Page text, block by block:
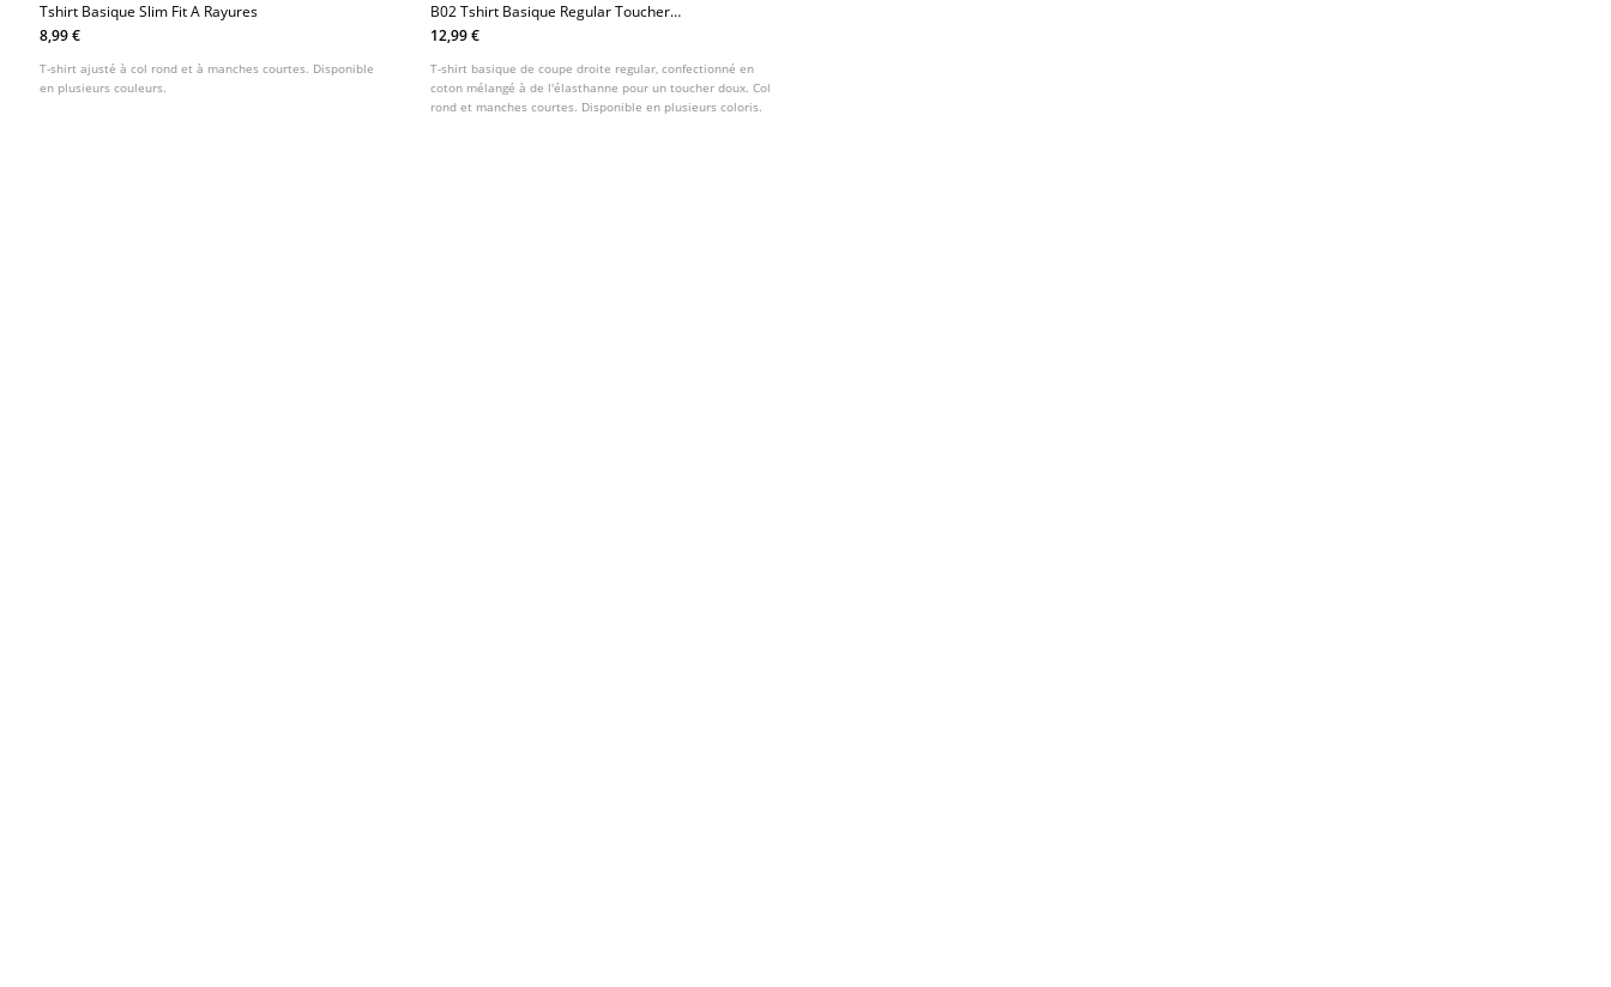
Tshirt Basique Slim Fit A Rayures
8,99 €
T-shirt ajusté à col rond et à manches courtes. Disponible
en plusieurs couleurs.
B02 Tshirt Basique Regular Toucher
Doux Raye
12,99 €
T-shirt basique de coupe droite regular, confectionné en
coton mélangé à de l'élasthanne pour un toucher doux. Col
rond et manches courtes. Disponible en plusieurs coloris.